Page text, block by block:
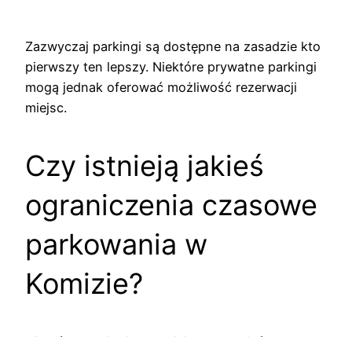
Zazwyczaj parkingi są dostępne na zasadzie kto
pierwszy ten lepszy. Niektóre prywatne parkingi
mogą jednak oferować możliwość rezerwacji
miejsc.
Czy istnieją jakieś
ograniczenia czasowe
parkowania w
Komizie?